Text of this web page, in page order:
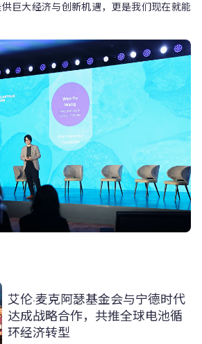
巨大经济与创新机遇，更是我们现在就能
艾伦·麦克阿瑟基金会与宁德时代
达成战略合作，共推全球电池循
环经济转型